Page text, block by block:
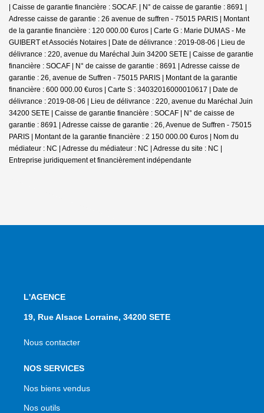
| Caisse de garantie financière : SOCAF. | N° de caisse de garantie : 8691 |
Adresse caisse de garantie : 26 avenue de suffren - 75015 PARIS | Montant
de la garantie financière : 120 000.00 €uros | Carte G : Marie DUMAS - Me
GUIBERT et Associés Notaires | Date de délivrance : 2019-08-06 | Lieu de
délivrance : 220, avenue du Maréchal Juin 34200 SETE | Caisse de garantie
financière : SOCAF | N° de caisse de garantie : 8691 | Adresse caisse de
garantie : 26, avenue de Suffren - 75015 PARIS | Montant de la garantie
financière : 600 000.00 €uros | Carte S : 34032016000010617 | Date de
délivrance : 2019-08-06 | Lieu de délivrance : 220, avenue du Maréchal Juin
34200 SETE | Caisse de garantie financière : SOCAF | N° de caisse de
garantie : 8691 | Adresse caisse de garantie : 26, Avenue de Suffren - 75015
PARIS | Montant de la garantie financière : 2 150 000.00 €uros | Nom du
médiateur : NC | Adresse du médiateur : NC | Adresse du site : NC |
Entreprise juridiquement et financièrement indépendante
L'AGENCE
19, Rue Alsace Lorraine, 34200 SETE
Nous contacter
NOS SERVICES
Nos biens vendus
Nos outils